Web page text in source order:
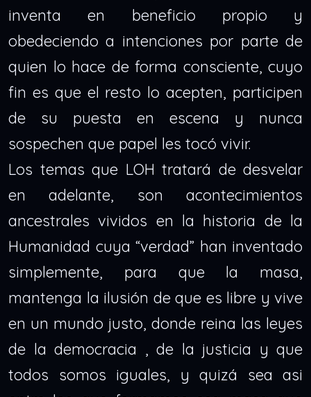
inventa en beneficio propio y
obedeciendo a intenciones por parte de
quien lo hace de forma consciente, cuyo
fin es que el resto lo acepten, participen
de su puesta en escena y nunca
sospechen que papel les tocó vivir.
Los temas que LOH tratará de desvelar
en adelante, son acontecimientos
ancestrales vividos en la historia de la
Humanidad cuya “verdad” han inventado
simplemente, para que la masa,
mantenga la ilusión de que es libre y vive
en un mundo justo, donde reina las leyes
de la democracia , de la justicia y que
todos somos iguales, y quizá sea asi